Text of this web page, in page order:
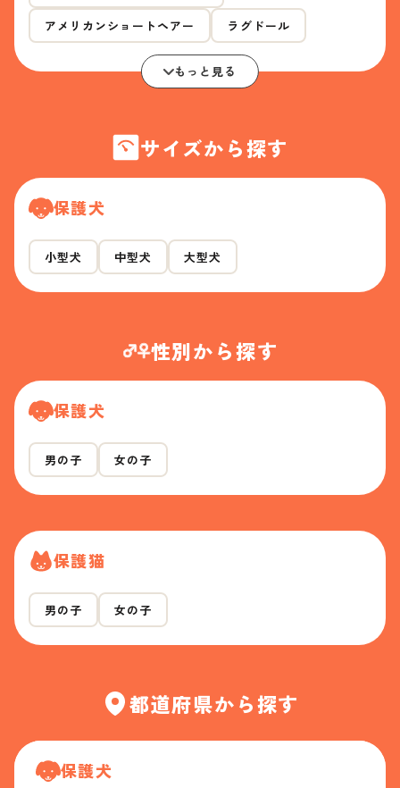
アメリカンショートヘアー ラグドール
もっと見る
サイズから探す
保護犬
小型犬 中型犬 大型犬
性別から探す
保護犬
男の子 女の子
保護猫
男の子 女の子
都道府県から探す
保護犬